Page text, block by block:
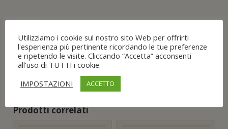
Caricamento...
Prodotti correlati
Utilizziamo i cookie sul nostro sito Web per offrirti
l'esperienza più pertinente ricordando le tue preferenze
e ripetendo le visite. Cliccando “Accetta” acconsenti
all'uso di TUTTI i cookie.
IMPOSTAZIONI
ACCETTO